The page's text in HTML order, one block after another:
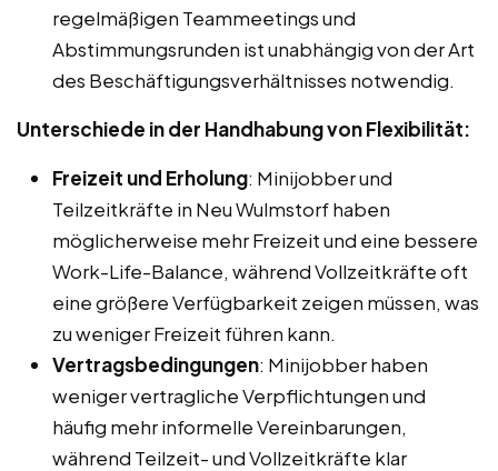
regelmäßigen Teammeetings und
Abstimmungsrunden ist unabhängig von der Art
des Beschäftigungsverhältnisses notwendig.
Unterschiede in der Handhabung von Flexibilität:
Freizeit und Erholung: Minijobber und
Teilzeitkräfte in Neu Wulmstorf haben
möglicherweise mehr Freizeit und eine bessere
Work-Life-Balance, während Vollzeitkräfte oft
eine größere Verfügbarkeit zeigen müssen, was
zu weniger Freizeit führen kann.
Vertragsbedingungen: Minijobber haben
weniger vertragliche Verpflichtungen und
häufig mehr informelle Vereinbarungen,
während Teilzeit- und Vollzeitkräfte klar